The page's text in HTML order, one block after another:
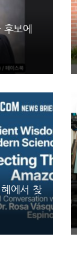
보에
에서 찾